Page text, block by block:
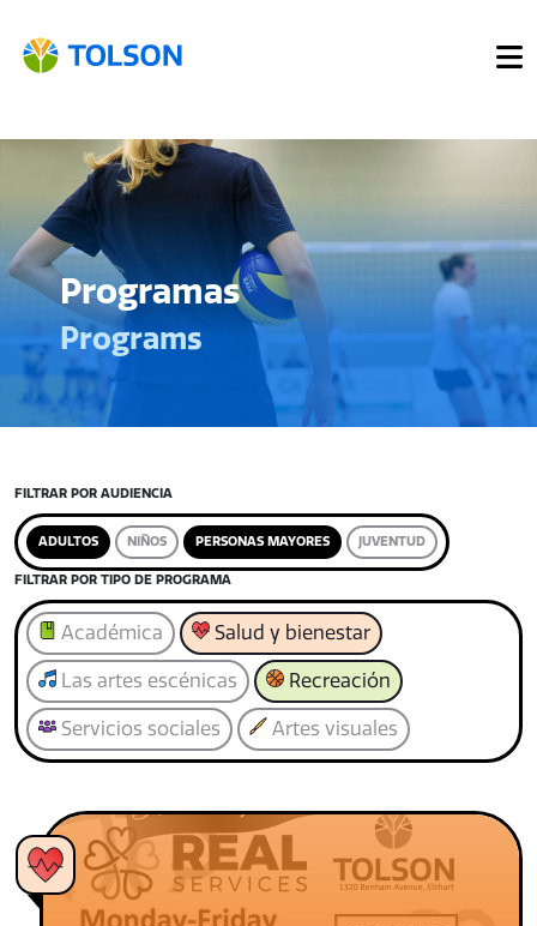
Programas
Programs
FILTRAR POR AUDIENCIA
ADULTOS NIÑOS PERSONAS MAYORES JUVENTUD
FILTRAR POR TIPO DE PROGRAMA
Académica Salud y bienestar
Las artes escénicas Recreación
Servicios sociales Artes visuales